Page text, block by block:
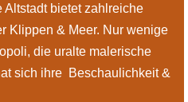
Altstadt bietet zahlreiche
Klippen & Meer. Nur wenige
die uralte malerische
sich ihre Beschaulichkeit &